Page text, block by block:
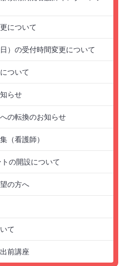
について
）の受付時間変更について
ついて
らせ
の転換のお知らせ
（看護師）
の開設について
の方へ
て
前講座